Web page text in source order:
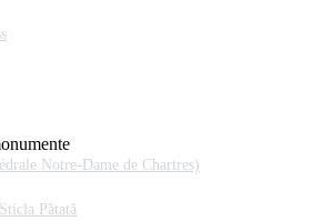
Notre-Dame de Chartres)
Pătată